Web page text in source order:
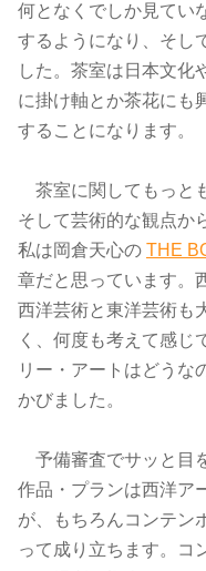
何となくでしか見てい
するようになり、 そし
した。 茶室は日本文化
に掛け軸とか茶花にも
することになります。
茶室に関してもっと
そして芸術的な観点か
私は岡倉天心の THE
章だと思っています。
西洋芸術と東洋芸術も
く、 何度も考えて感じ
リー・ アートはどうな
かびました。
予備審査でサッと目
作品・ プランは西洋ア
が、
もちろんコンテン
って成り立ちます。
コ